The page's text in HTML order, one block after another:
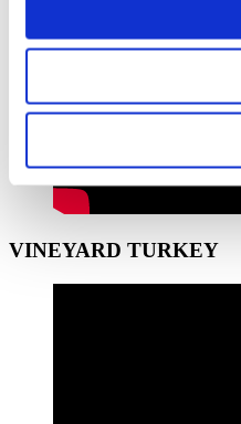
VINEYARD TURKEY